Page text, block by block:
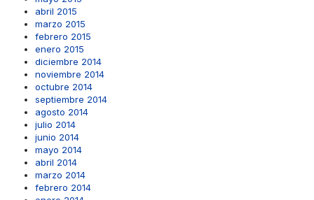
abril 2015
marzo 2015
febrero 2015
enero 2015
diciembre 2014
noviembre 2014
octubre 2014
septiembre 2014
agosto 2014
julio 2014
junio 2014
mayo 2014
abril 2014
marzo 2014
febrero 2014